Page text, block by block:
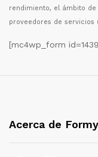
rendimiento, el ámbito
proveedores de servicios
[mc4wp_form
Acerca de